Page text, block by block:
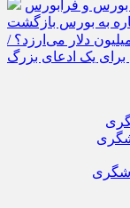
به بورس بازگشت
ساعت از زمان ایلان ماسک ۱۰۰ میلیون دلار می‌ارزد؟ /
یک ادعای بزرگ